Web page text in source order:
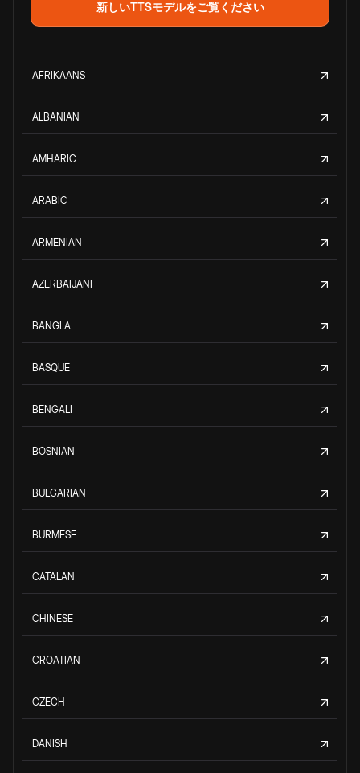
新しいTTSモデルをご覧ください
AFRIKAANS
ALBANIAN
AMHARIC
ARABIC
ARMENIAN
AZERBAIJANI
BANGLA
BASQUE
BENGALI
BOSNIAN
BULGARIAN
BURMESE
CATALAN
CHINESE
CROATIAN
CZECH
DANISH